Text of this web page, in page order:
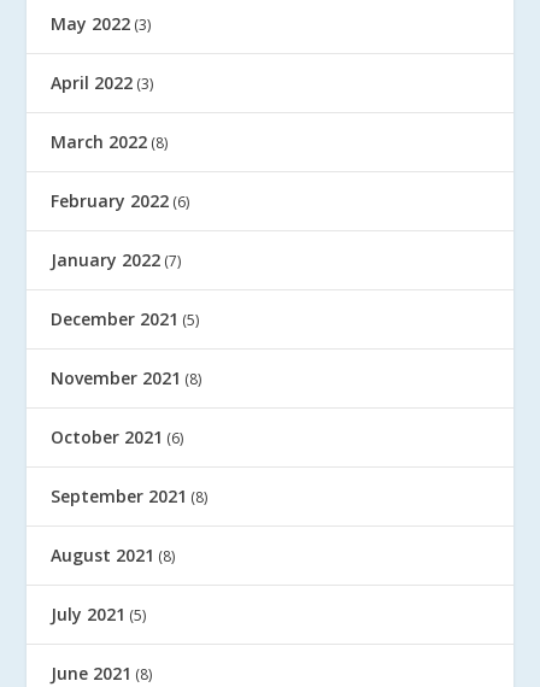
May 2022 (3)
April 2022 (3)
March 2022 (8)
February 2022 (6)
January 2022 (7)
December 2021 (5)
November 2021 (8)
October 2021 (6)
September 2021 (8)
August 2021 (8)
July 2021 (5)
June 2021 (8)